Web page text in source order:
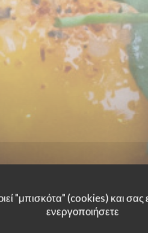
"μπισκότα" (cookies) και σας
ενεργοποιήσετε